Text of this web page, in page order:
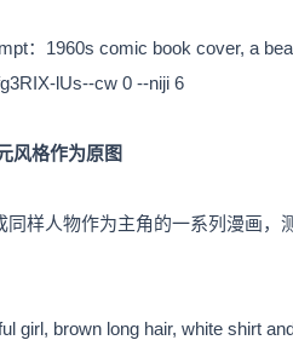
：1960s comic book cover, a
lUs--cw 0 --niji 6
风格作为原图
样人物作为主角的一系列漫画，
girl, brown long hair, white shirt